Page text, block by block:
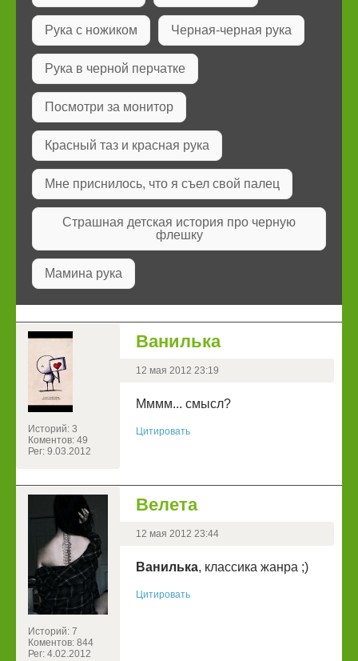
Рука с ножиком Черная-черная рука
Рука в черной перчатке
Посмотри за монитор
Красный таз и красная рука
Мне приснилось, что я съел свой палец
Страшная детская история про черную
флешку
Мамина рука
Историй: 3
Коментов: 49
Рег: 9.03.2012
Ванилька
12 мая 2012 23:19
Мммм... смысл?
Цитировать
Историй: 7
Коментов: 844
Рег: 4.02.2012
Велета
12 мая 2012 23:44
Ванилька, классика жанра ;)
Цитировать